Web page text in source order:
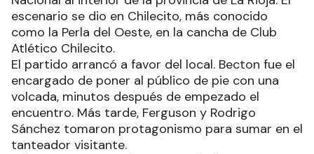
escenario se dio en Chilecito, más conocido
como la Perla del Oeste, en la cancha de Club
Atlético Chilecito.
El partido arrancó a favor del local. Becton fue el
encargado de poner al público de pie con una
volcada, minutos después de empezado el
encuentro. Más tarde, Ferguson y Rodrigo
Sánchez tomaron protagonismo para sumar en el
tanteador visitante.